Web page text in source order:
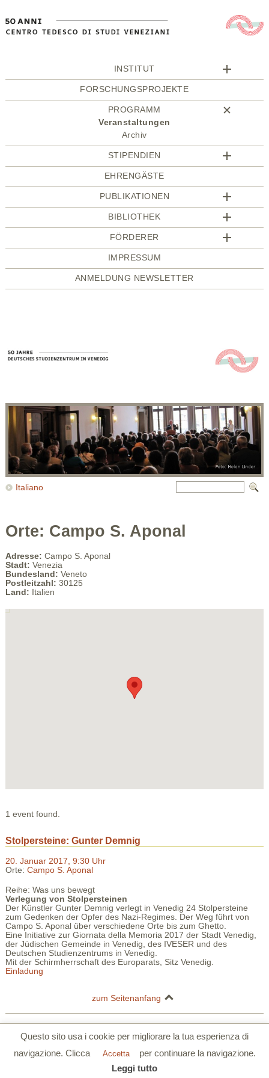
INSTITUT
FORSCHUNGSPROJEKTE
PROGRAMM
Veranstaltungen
Archiv
STIPENDIEN
EHRENGÄSTE
PUBLIKATIONEN
BIBLIOTHEK
FÖRDERER
IMPRESSUM
ANMELDUNG NEWSLETTER
Italiano
Orte: Campo S. Aponal
Adresse: Campo S. Aponal
Stadt: Venezia
Bundesland: Veneto
Postleitzahl: 30125
Land: Italien
1 event found.
Stolpersteine: Gunter Demnig
20. Januar 2017, 9:30 Uhr
Orte: Campo S. Aponal
Reihe: Was uns bewegt
Verlegung von Stolpersteinen
Der Künstler Gunter Demnig verlegt in Venedig 24 Stolpersteine
zum Gedenken der Opfer des Nazi-Regimes. Der Weg führt von
Campo S. Aponal über verschiedene Orte bis zum Ghetto.
Eine Initiative zur Giornata della Memoria 2017 der Stadt Venedig,
der Jüdischen Gemeinde in Venedig, des IVESER und des
Deutschen Studienzentrums in Venedig.
Mit der Schirmherrschaft des Europarats, Sitz Venedig.
Einladung
zum Seitenanfang
S.Polo 2765/a Calle Corner 30125 Venezia
Tel. 0039 041 5206355 | Fax. 0039 041 5206780 |www.dszv.it|
Datenschutzerklärung | Cookie-Richtlinien
Questo sito usa i cookie per migliorare la tua esperienza di
navigazione. Clicca
Accetta
per continuare la navigazione.
Leggi tutto